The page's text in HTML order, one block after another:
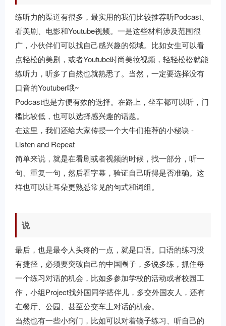
练听力的渠道有很多，最实用的我们比较推荐听Podcast、
看美剧、电影和Youtube视频。一是这些材料涉及范围很
广，小伙伴们可以找自己感兴趣的领域。比如女生可以看
点轻松的美剧，或者Youtube时尚美妆视频，轻轻松松就能
练听力，听多了自然也就熟悉了。当然，一定要选择没有
口音的Youtuber哦~
Podcast也是方便有效的选择。在路上，坐车都可以听，门
槛比较低，也可以选择感兴趣的话题。
在这里，我们还给大家传授一个大牛们推荐的小秘诀 -
Listen and Repeat
简单来说，就是在看剧或者视频的时候，找一部分，听一
句、重复一句，然后看字幕，验证自己听得是否准确。这
样也可以让耳朵更熟悉常见的句式和词组。
说
最后，也是最令人头疼的一点，就是口语。口语的练习没
有捷径，必须要突破自己的中国圈子，多说多练，抓住每
一个练习对话的机会，比如多参加学校的活动或者校园工
作，小组Project找外国同学搭伴儿，多交外国友人，还有
在餐厅、公园、甚至公交车上对话的机会。
当然也有一些小窍门，比如可以对着镜子练习、听自己的